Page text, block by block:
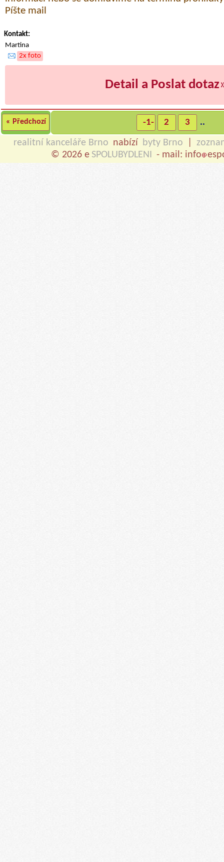
Píšte mail
Kontakt:
Martina
2x foto
Detail a Poslat dotaz
« Předchozí -1- 2 3 ..
realitní kanceláře Brno nabízí byty Brno
© 2026 e SPOLUBYDLENI - mail: info